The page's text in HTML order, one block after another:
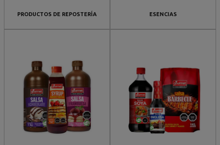
PRODUCTOS DE REPOSTERÍA ESENCIAS